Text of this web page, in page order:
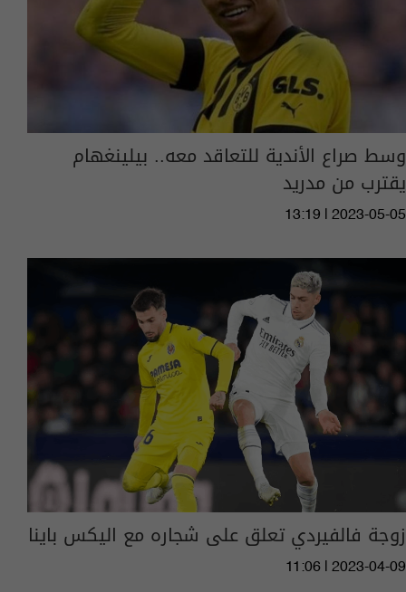
وسط صراع الأندية للتعاقد معه.. بيلينغهام
يقترب من مدريد
13:19 | 2023-05-05
زوجة فالفيردي تعلق على شجاره مع اليكس باينا
11:06 | 2023-04-09